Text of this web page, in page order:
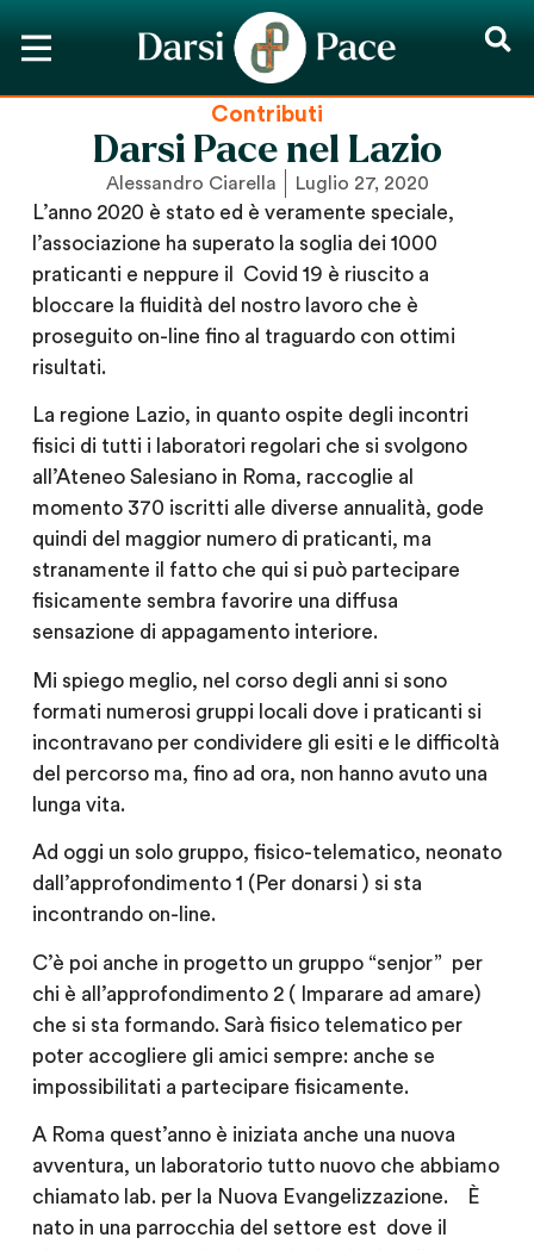
Contributi
Darsi Pace nel Lazio
Alessandro Ciarella Luglio 27, 2020
L’anno 2020 è stato ed è veramente speciale,
l’associazione ha superato la soglia dei 1000
praticanti e neppure il Covid 19 è riuscito a
bloccare la fluidità del nostro lavoro che è
proseguito on-line fino al traguardo con ottimi
risultati.
La regione Lazio, in quanto ospite degli incontri
fisici di tutti i laboratori regolari che si svolgono
all’Ateneo Salesiano in Roma, raccoglie al
momento 370 iscritti alle diverse annualità, gode
quindi del maggior numero di praticanti, ma
stranamente il fatto che qui si può partecipare
fisicamente sembra favorire una diffusa
sensazione di appagamento interiore.
Mi spiego meglio, nel corso degli anni si sono
formati numerosi gruppi locali dove i praticanti si
incontravano per condividere gli esiti e le difficoltà
del percorso ma, fino ad ora, non hanno avuto una
lunga vita.
Ad oggi un solo gruppo, fisico-telematico, neonato
dall’approfondimento 1 (Per donarsi ) si sta
incontrando on-line.
C’è poi anche in progetto un gruppo “senjor” per
chi è all’approfondimento 2 ( Imparare ad amare)
che si sta formando. Sarà fisico telematico per
poter accogliere gli amici sempre: anche se
impossibilitati a partecipare fisicamente.
A Roma quest’anno è iniziata anche una nuova
avventura, un laboratorio tutto nuovo che abbiamo
chiamato lab. per la Nuova Evangelizzazione. È
nato in una parrocchia del settore est dove il